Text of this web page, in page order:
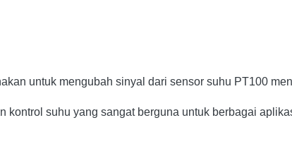
untuk mengubah sinyal dari sensor suhu PT100
kontrol suhu yang sangat berguna untuk berbagai